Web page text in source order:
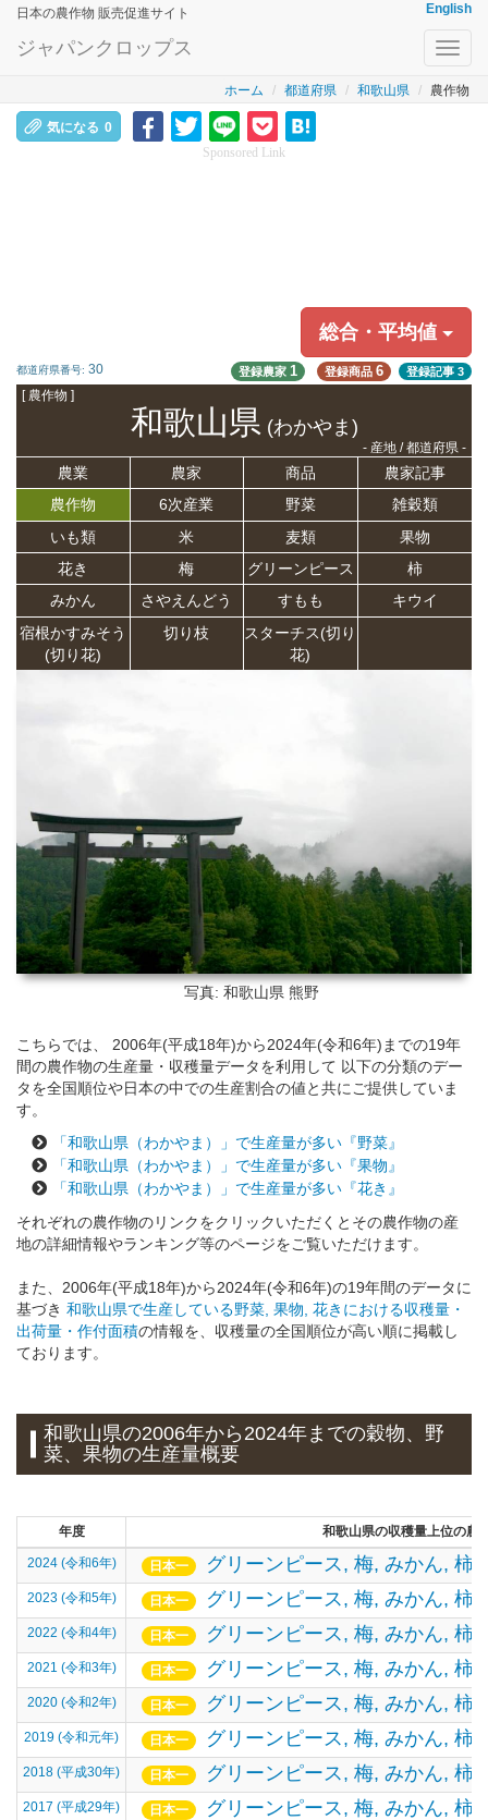
日本の農作物 販売促進サイト English
ジャパンクロップス
ホーム 都道府県 和歌山県 農作物
気になる 0
Sponsored Link
総合・平均値
都道府県番号: 30 登録農家 1 登録商品 6 登録記事 3
[ 農作物 ]
和歌山県 (わかやま)
- 産地 / 都道府県 -
農業 農家 商品
農家記事
農作物
6次産業 野菜
雑穀類
いも類
米 麦類
果物
花き
梅 グリーンピース
柿
みかん
さやえんどう すもも
キウイ
宿根かすみそう
(切り花)
切り枝
スターチス(切り
花)
写真: 和歌山県 熊野
こちらでは、 2006年(平成18年)から2024年(令和6年)までの19年
間の農作物の生産量・収穫量データを利用して 以下の分類のデー
タを全国順位や日本の中での生産割合の値と共にご提供していま
す。
「和歌山県（わかやま）」で生産量が多い『野菜』
「和歌山県（わかやま）」で生産量が多い『果物』
「和歌山県（わかやま）」で生産量が多い『花き』
それぞれの農作物のリンクをクリックいただくとその農作物の産
地の詳細情報やランキング等のページをご覧いただけます。
また、2006年(平成18年)から2024年(令和6年)の19年間のデータに
基づき 和歌山県で生産している野菜, 果物, 花きにおける収穫量・
出荷量・作付面積の情報を、収穫量の全国順位が高い順に掲載し
ております。
和歌山県の2006年から2024年までの穀物、野
菜、果物の生産量概要
年度 和歌山県の収穫量上位の農
2024 (令和6年) 日本一 グリーンピース, 梅, みかん, 柿,
2023 (令和5年) 日本一 グリーンピース, 梅, みかん, 柿,
2022 (令和4年) 日本一 グリーンピース, 梅, みかん, 柿,
2021 (令和3年) 日本一 グリーンピース, 梅, みかん, 柿,
2020 (令和2年) 日本一 グリーンピース, 梅, みかん, 柿,
2019 (令和元年) 日本一 グリーンピース, 梅, みかん, 柿,
2018 (平成30年) 日本一 グリーンピース, 梅, みかん, 柿,
2017 (平成29年) 日本一 グリーンピース, 梅, みかん, 柿,